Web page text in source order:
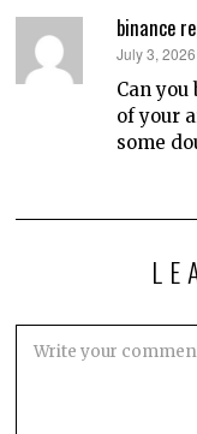
binance
says:
July 3,
Can
of your
some